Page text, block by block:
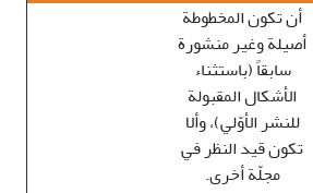
أن تكون المخطوطة
أصيلة وغير منشورة
سابقاً (باستثناء
الأشكال المقبولة
للنشر الأوّلي)، وألا
تكون قيد النظر في
مجلّة أخرى.